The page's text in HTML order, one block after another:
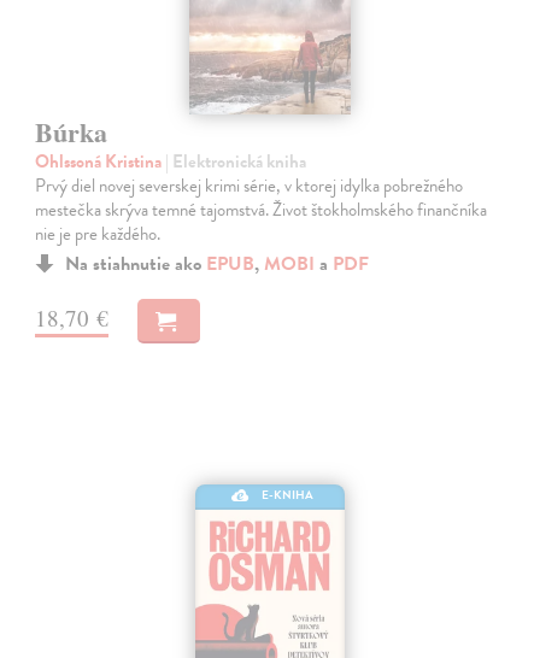
Búrka
Ohlssoná Kristina| Elektronická kniha
Prvý diel novej severskej krimi série, v ktorej idylka pobrežného
mestečka skrýva temné tajomstvá. Život štokholmského finančníka
nie je pre každého.
Na stiahnutie ako EPUB, MOBI a PDF
18,70 €
E-KNIHA